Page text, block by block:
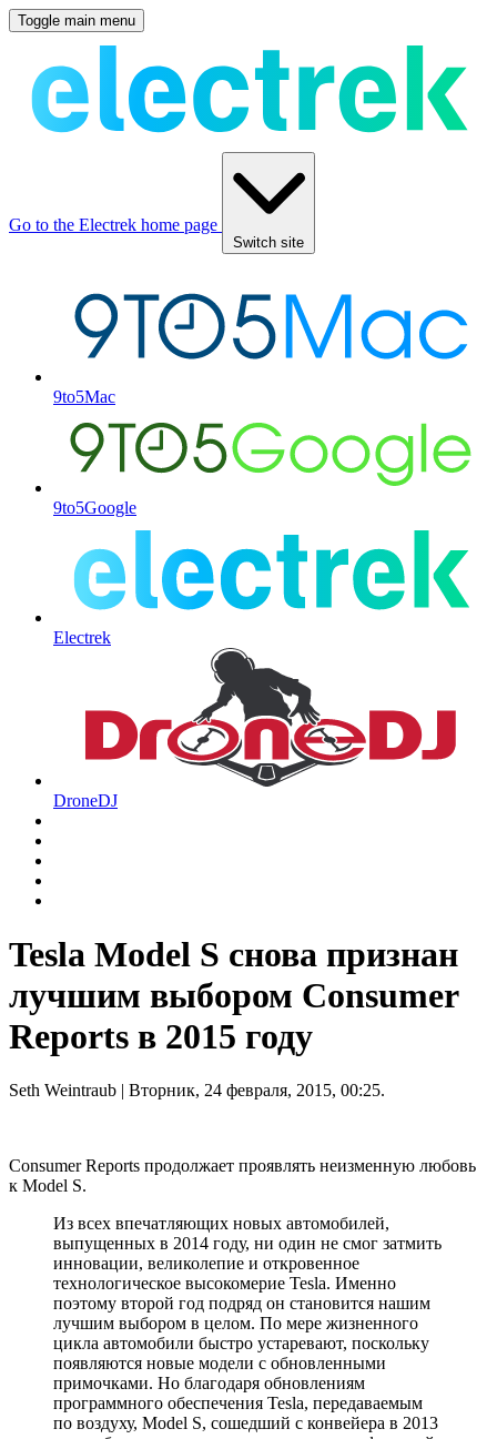
Toggle main menu
Go to the Electrek home page
Switch site
9to5Mac
9to5Google
Electrek
DroneDJ
Tesla Model S снова признан
лучшим выбором Consumer
Reports в 2015 году
Seth Weintraub | Вторник, 24 февраля, 2015, 00:25.
Consumer Reports продолжает проявлять неизменную любовь
к Model S.
Из всех впечатляющих новых автомобилей,
выпущенных в 2014 году, ни один не смог затмить
инновации, великолепие и откровенное
технологическое высокомерие Tesla. Именно
поэтому второй год подряд он становится нашим
лучшим выбором в целом. По мере жизненного
цикла автомобили быстро устаревают, поскольку
появляются новые модели с обновленными
примочками. Но благодаря обновлениям
программного обеспечения Tesla, передаваемым
по воздуху, Model S, сошедший с конвейера в 2013